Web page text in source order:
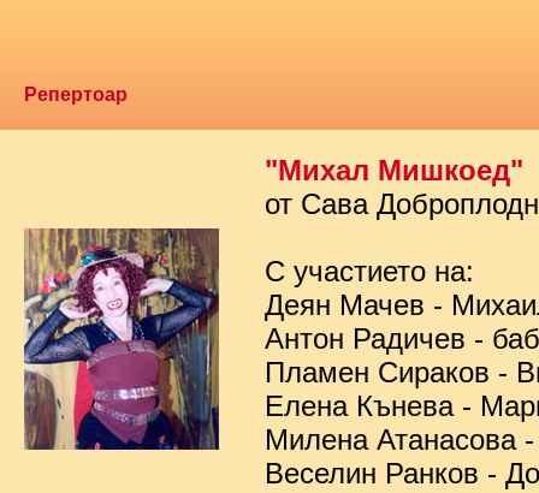
Репертоар
"Михал Мишкоед"
от Сава
С участието на:
Деян Мачев -
Антон Радичев -
Пламен Сираков -
Елена Кънева -
Милена Атанасова
Веселин Ранков -